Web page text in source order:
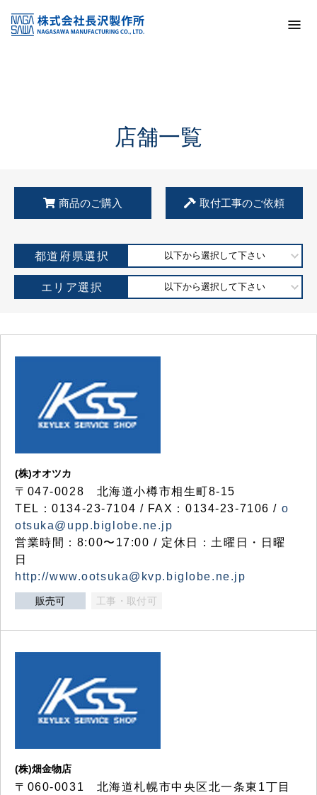
KSS加盟店・取扱店情報
店舗一覧
店舗一覧
商品のご購入 取付工事のご依頼
都道府県選択 以下から選択して下さい
エリア選択 以下から選択して下さい
(株)オオツカ
〒047-0028 北海道小樽市相生町8-15
TEL：0134-23-7104 / FAX：0134-23-7106 / o
otsuka@upp.biglobe.ne.jp
営業時間：8:00〜17:00 / 定休日：土曜日・日曜
日
http://www.ootsuka@kvp.biglobe.ne.jp
販売可 工事・取付可
(株)畑金物店
〒060-0031 北海道札幌市中央区北一条東1丁目